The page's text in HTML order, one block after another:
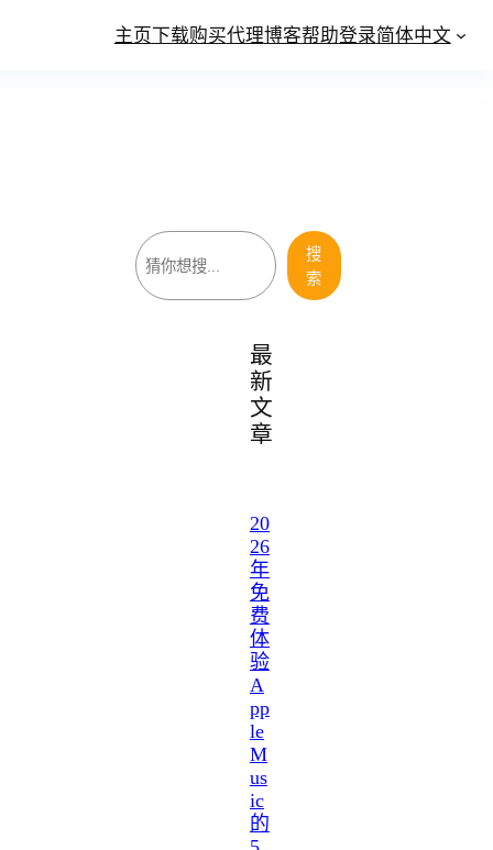
主页下载购买代理博客帮助登录简体中文
搜
索
搜
索
最
新
文
章
20
26
年
免
费
体
验
A
pp
le
M
us
ic
的